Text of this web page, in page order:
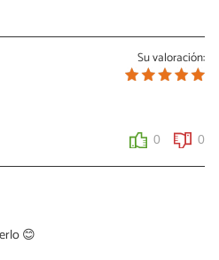
Su valoración:
0 0
😊